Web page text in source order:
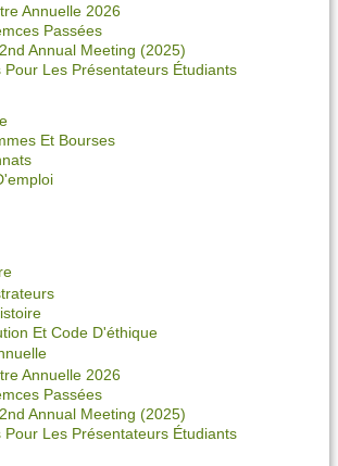
Annuelle 2026
Passées
Annual Meeting (2025)
Pour Les Présentateurs Étudiants
Et Bourses
Et Code D'éthique
Annuelle 2026
Passées
Annual Meeting (2025)
Pour Les Présentateurs Étudiants